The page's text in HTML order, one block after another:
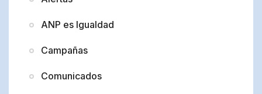
ANP es Igualdad
Campañas
Comunicados